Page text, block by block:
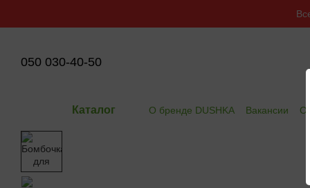
050 030-40-50
Каталог О бренде DUSHKA Вакансии